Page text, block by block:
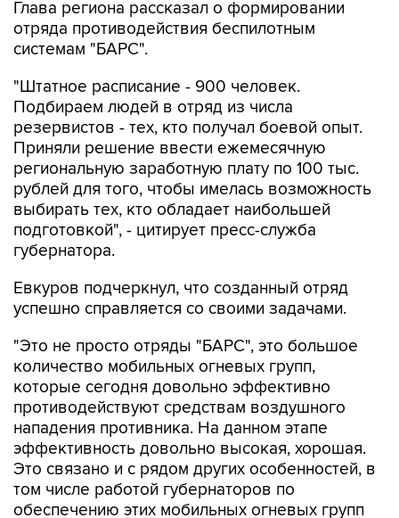
Глава региона рассказал о формировании
отряда противодействия беспилотным
системам "БАРС".
"Штатное расписание - 900 человек.
Подбираем людей в отряд из числа
резервистов - тех, кто получал боевой опыт.
Приняли решение ввести ежемесячную
региональную заработную плату по 100 тыс.
рублей для того, чтобы имелась возможность
выбирать тех, кто обладает наибольшей
подготовкой", - цитирует пресс-служба
губернатора.
Евкуров подчеркнул, что созданный отряд
успешно справляется со своими задачами.
"Это не просто отряды "БАРС", это большое
количество мобильных огневых групп,
которые сегодня довольно эффективно
противодействуют средствам воздушного
нападения противника. На данном этапе
эффективность довольно высокая, хорошая.
Это связано и с рядом других особенностей, в
том числе работой губернаторов по
обеспечению этих мобильных огневых групп